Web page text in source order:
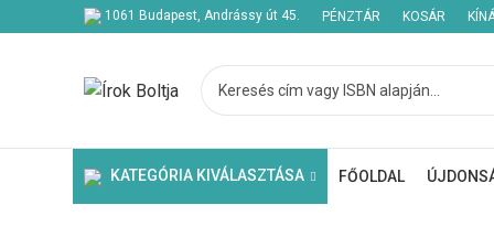
1061 Budapest, Andrássy út 45. PÉNZTÁR KOSÁR
KATEGÓRIA KIVÁLASZTÁSA FŐOLDAL